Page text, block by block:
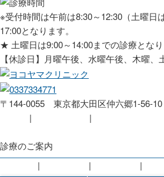
※受付時間は午前は8:30～12:30（土曜日
17:00となります。
★ 土曜日は9:00～14:00までの診療となり
【休診日】月曜午後、水曜午後、木曜、
〒144-0055 東京都大田区仲六郷1-56-10
診療のご案内